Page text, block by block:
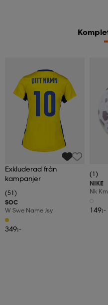
Exkluderad från
kampanjer
(51)
SOC
W Swe Name Jsy
349:-
(1)
NIKE
Nk
149:-